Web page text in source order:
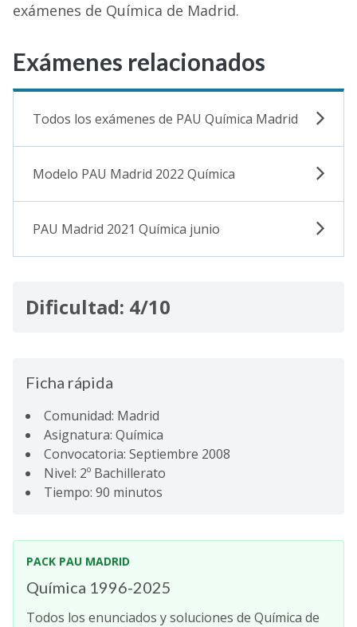
exámenes de Química de Madrid.
Exámenes relacionados
Todos los exámenes de PAU Química Madrid
Modelo PAU Madrid 2022 Química
PAU Madrid 2021 Química junio
Dificultad: 4/10
Ficha rápida
Comunidad: Madrid
Asignatura: Química
Convocatoria: Septiembre 2008
Nivel: 2º Bachillerato
Tiempo: 90 minutos
PACK PAU MADRID
Química 1996-2025
Todos los enunciados y soluciones de Química de